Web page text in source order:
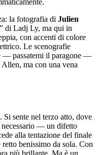
la fotografia di Julien
di Ladj Ly, ma qui in
con accenti di colore
Le scenografie
— passatemi il paragone —
ma con una vena
sente nel terzo atto, dove
— un difetto
alla tentazione del finale
benissimo da sola. Con
più brillante. Ma è un